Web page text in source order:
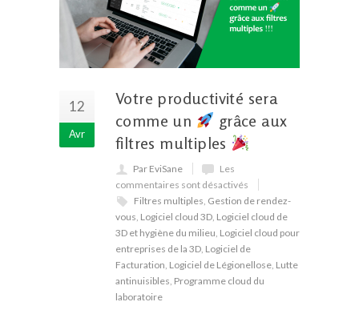
12
Avr
Votre productivité sera
comme un
grâce aux
filtres multiples
Par EviSane
Les
commentaires sont désactivés
Filtres multiples, Gestion de rendez-
vous, Logiciel cloud 3D, Logiciel cloud de
3D et hygiène du milieu, Logiciel cloud pour
entreprises de la 3D, Logiciel de
Facturation, Logiciel de Légionellose, Lutte
antinuisibles, Programme cloud du
laboratoire